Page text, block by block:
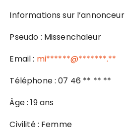
Informations sur l’annonceur
Pseudo : Missenchaleur
Email : mi******@*******.**
Téléphone : 07 46 ** ** **
Âge : 19 ans
Civilité : Femme